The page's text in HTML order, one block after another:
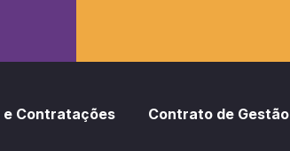
e Contratações Contrato de Gestão